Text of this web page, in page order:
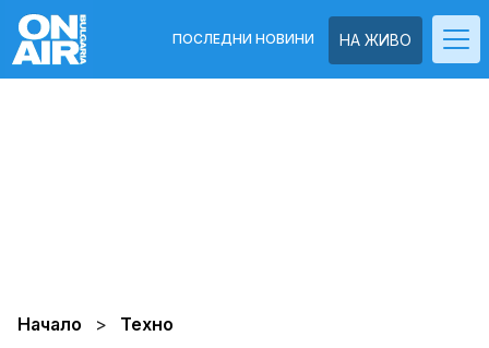
НА ЖИВО
ПОСЛЕДНИ НОВИНИ
Начало Техно